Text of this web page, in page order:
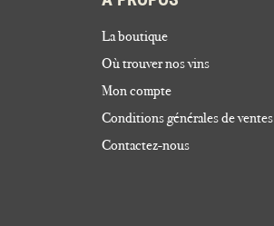
La boutique
Où trouver nos vins
Mon compte
Conditions générales de ventes
Contactez-nous